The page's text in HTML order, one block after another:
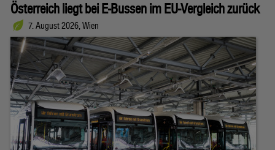
Österreich liegt bei E-Bussen im EU-Vergleich zurück
7. August 2026, Wien